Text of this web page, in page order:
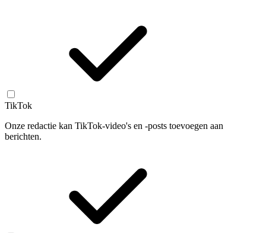
TikTok
Onze redactie kan TikTok-video's en -posts toevoegen aan
berichten.